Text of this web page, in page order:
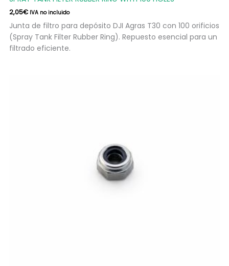
2,05€ IVA no incluido
Junta de filtro para depósito DJI Agras T30 con 100 orificios
(Spray Tank Filter Rubber Ring). Repuesto esencial para un
filtrado eficiente.